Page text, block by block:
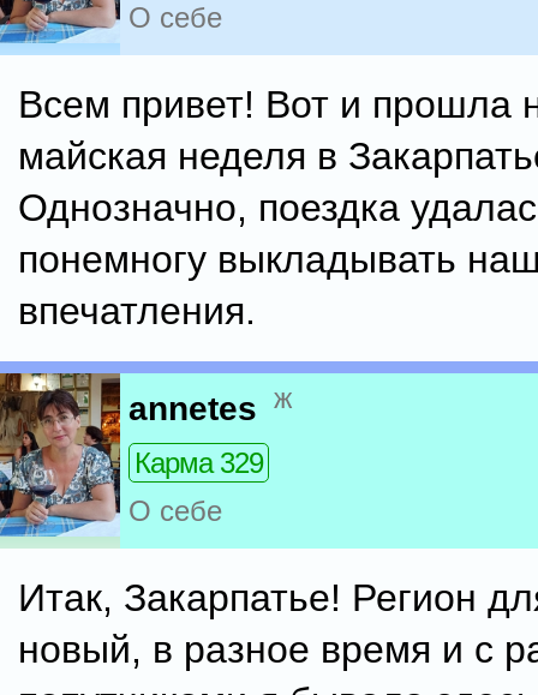
О себе
Всем привет! Вот и прошла
майская неделя в
Однозначно, поездка
понемногу выкладывать
впечатления.
annetes ж
Карма 329
О себе
Итак, Закарпатье! Регион
новый, в разное время и с